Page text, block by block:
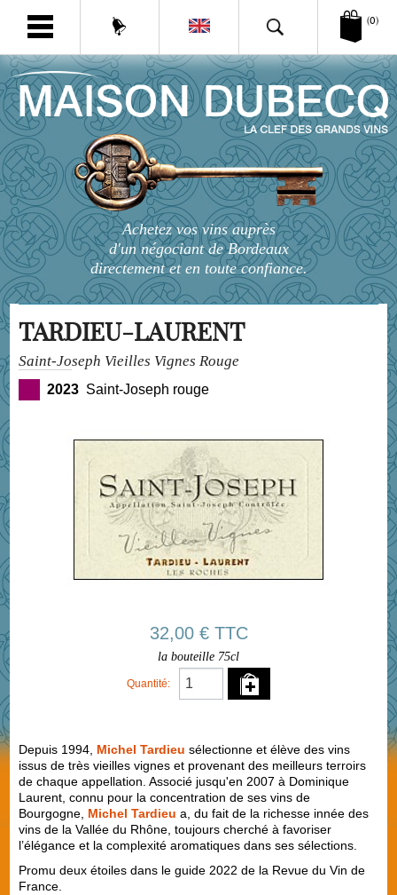
(0)
Achetez vos vins auprès
d'un négociant de Bordeaux
directement et en toute confiance.
TARDIEU-LAURENT
Saint-Joseph Vieilles Vignes Rouge
2023 Saint-Joseph rouge
32,00 € TTC
la bouteille 75cl
Quantité:
Depuis 1994, Michel Tardieu sélectionne et élève des vins
issus de très vieilles vignes et provenant des meilleurs terroirs
de chaque appellation. Associé jusqu'en 2007 à Dominique
Laurent, connu pour la concentration de ses vins de
Bourgogne, Michel Tardieu a, du fait de la richesse innée des
vins de la Vallée du Rhône, toujours cherché à favoriser
l’élégance et la complexité aromatiques dans ses sélections.
Promu deux étoiles dans le guide 2022 de la Revue du Vin de
France.